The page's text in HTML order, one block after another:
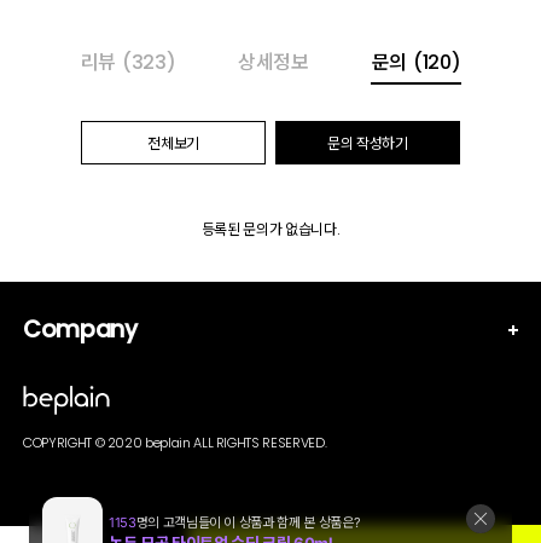
리뷰 (323) 상세정보 문의 (120)
전체보기 문의 작성하기
등록된 문의가 없습니다.
Company
COPYRIGHT © 2020 beplain ALL RIGHTS RESERVED.